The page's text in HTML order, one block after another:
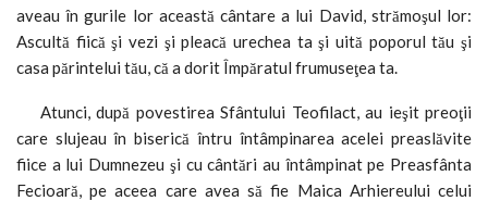
aveau în gurile lor această cântare a lui David, strămoşul lor:
Ascultă fiică şi vezi şi pleacă urechea ta şi uită poporul tău şi
casa părintelui tău, că a dorit Împăratul frumuseţea ta.
Atunci, după povestirea Sfântului Teofilact, au ieşit preoţii
care slujeau în biserică întru întâmpinarea acelei preaslăvite
fiice a lui Dumnezeu şi cu cântări au întâmpinat pe Preasfânta
Fecioară, pe aceea care avea să fie Maica Arhiereului celui